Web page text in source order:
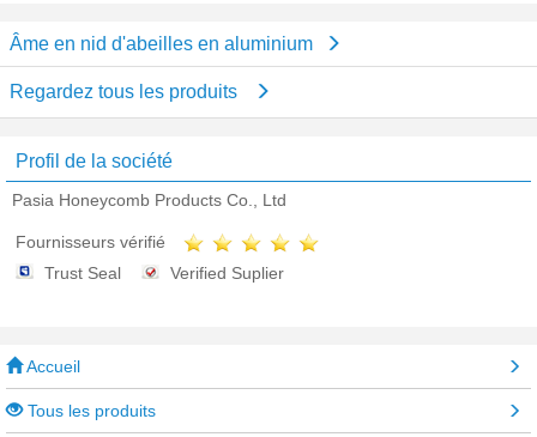
Âme en nid d'abeilles en aluminium
Regardez tous les produits
Profil de la société
Pasia Honeycomb Products Co., Ltd
Fournisseurs vérifié
Trust Seal
Verified Suplier
Accueil
Tous les produits